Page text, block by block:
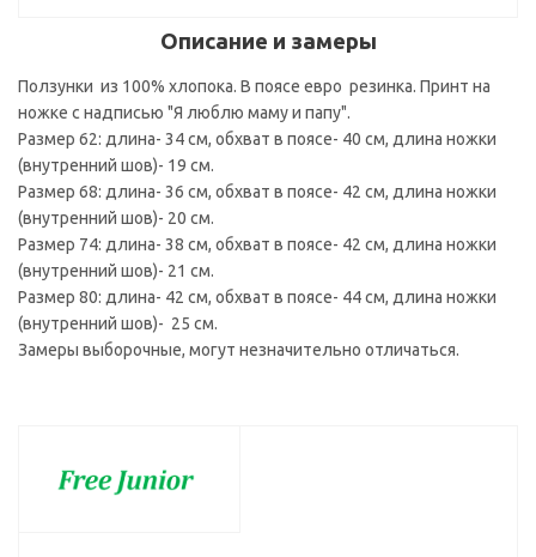
Описание и замеры
Ползунки из 100% хлопока. В поясе евро резинка. Принт на
ножке с надписью "Я люблю маму и папу".
Размер 62: длина- 34 см, обхват в поясе- 40 см, длина ножки
(внутренний шов)- 19 см.
Размер 68: длина- 36 см, обхват в поясе- 42 см, длина ножки
(внутренний шов)- 20 см.
Размер 74: длина- 38 см, обхват в поясе- 42 см, длина ножки
(внутренний шов)- 21 см.
Размер 80: длина- 42 см, обхват в поясе- 44 см, длина ножки
(внутренний шов)- 25 см.
Замеры выборочные, могут незначительно отличаться.